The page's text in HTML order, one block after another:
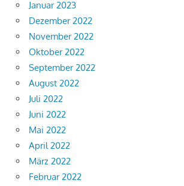
Januar 2023
Dezember 2022
November 2022
Oktober 2022
September 2022
August 2022
Juli 2022
Juni 2022
Mai 2022
April 2022
März 2022
Februar 2022